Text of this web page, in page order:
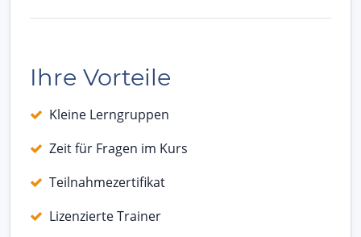
Ihre Vorteile
Kleine Lerngruppen
Zeit für Fragen im Kurs
Teilnahmezertifikat
Lizenzierte Trainer